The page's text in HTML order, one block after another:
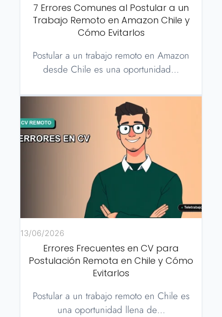
7 Errores Comunes al Postular a un
Trabajo Remoto en Amazon Chile y
Cómo Evitarlos
Postular a un trabajo remoto en Amazon
desde Chile es una oportunidad…
13/06/2026
Errores Frecuentes en CV para
Postulación Remota en Chile y Cómo
Evitarlos
Postular a un trabajo remoto en Chile es
una oportunidad llena de…